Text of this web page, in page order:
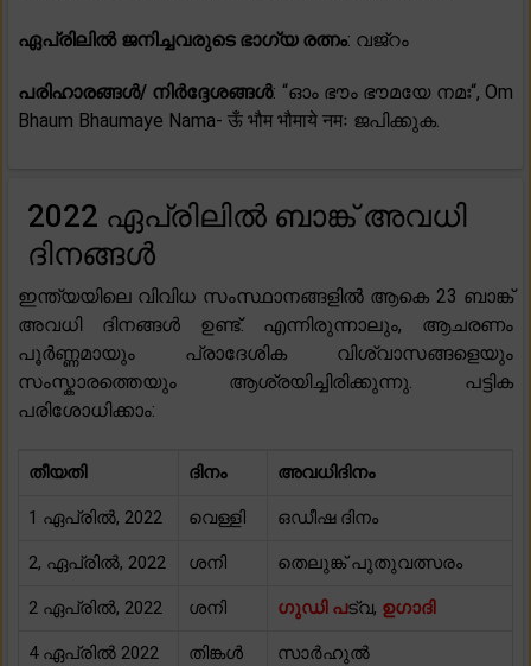
ഏപ്രിലിൽ ജനിച്ചവരുടെ ഭാഗ്യ രത്നം: വജ്‌റം
പരിഹാരങ്ങൾ/ നിർദ്ദേശങ്ങൾ: “ഓം ഭൗം ഭൗമയേ നമഃ“, Om
Bhaum Bhaumaye Nama- ऊँ भौम भौमाये नमः ജപിക്കുക.
2022 ഏപ്രിലിൽ ബാങ്ക് അവധി
ദിനങ്ങൾ
ഇന്ത്യയിലെ വിവിധ സംസ്ഥാനങ്ങളിൽ ആകെ 23 ബാങ്ക്
അവധി ദിനങ്ങൾ ഉണ്ട്. എന്നിരുന്നാലും, ആചരണം
പൂർണ്ണമായും പ്രാദേശിക വിശ്വാസങ്ങളെയും
സംസ്കാരത്തെയും ആശ്രയിച്ചിരിക്കുന്നു. പട്ടിക
പരിശോധിക്കാം:
തീയതി ദിനം അവധിദിനം
1 ഏപ്രിൽ, 2022 വെള്ളി ഒഡീഷ ദിനം
2, ഏപ്രിൽ, 2022 ശനി തെലുങ്ക് പുതുവത്സരം
2 ഏപ്രിൽ, 2022 ശനി ഗുഡി പട്വ, ഉഗാദി
4 ഏപ്രിൽ 2022 തിങ്കൾ സാർഹുൽ